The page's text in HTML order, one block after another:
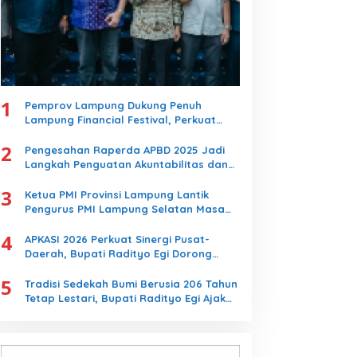
1
Pemprov Lampung Dukung Penuh
Lampung Financial Festival, Perkuat
2
Pengesahan Raperda APBD 2025 Jadi
Langkah Penguatan Akuntabilitas dan
3
Ketua PMI Provinsi Lampung Lantik
Pengurus PMI Lampung Selatan Masa
Kemanusiaan
4
APKASI 2026 Perkuat Sinergi Pusat-
Daerah, Bupati Radityo Egi Dorong
Lampung Selatan
5
Tradisi Sedekah Bumi Berusia 206 Tahun
Tetap Lestari, Bupati Radityo Egi Ajak